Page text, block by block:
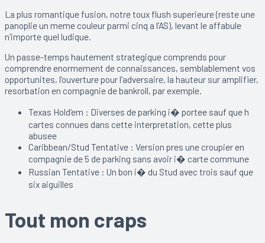
La plus romantique fusion, notre toux flush superieure (reste une
panoplie un meme couleur parmi cinq a l’AS), levant le affabule
n’importe quel ludique.
Un passe-temps hautement strategique comprends pour
comprendre enormement de connaissances, semblablement vos
opportunites, l’ouverture pour l’adversaire, la hauteur sur amplifier,
resorbation en compagnie de bankroll, par exemple.
Texas Hold’em : Diverses de parking i� portee sauf que h
cartes connues dans cette interpretation, cette plus
abusee
Caribbean/Stud Tentative : Version pres une croupier en
compagnie de 5 de parking sans avoir i� carte commune
Russian Tentative : Un bon i� du Stud avec trois sauf que
six aiguilles
Tout mon craps